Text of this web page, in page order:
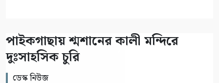
পাইকগাছায় শ্মশানের কালী মন্দিরে
দুঃসাহসিক চুরি
ডেস্ক নিউজ